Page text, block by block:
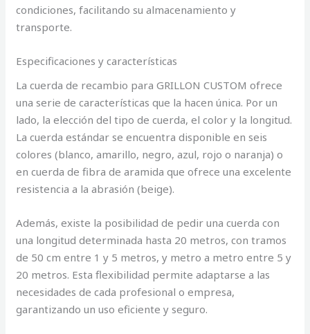
condiciones, facilitando su almacenamiento y
transporte.
Especificaciones y características
La cuerda de recambio para GRILLON CUSTOM ofrece
una serie de características que la hacen única. Por un
lado, la elección del tipo de cuerda, el color y la longitud.
La cuerda estándar se encuentra disponible en seis
colores (blanco, amarillo, negro, azul, rojo o naranja) o
en cuerda de fibra de aramida que ofrece una excelente
resistencia a la abrasión (beige).
Además, existe la posibilidad de pedir una cuerda con
una longitud determinada hasta 20 metros, con tramos
de 50 cm entre 1 y 5 metros, y metro a metro entre 5 y
20 metros. Esta flexibilidad permite adaptarse a las
necesidades de cada profesional o empresa,
garantizando un uso eficiente y seguro.